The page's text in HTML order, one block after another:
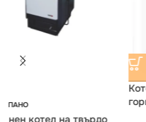
Котел за парно на твърдо
гориво МАТ Classic 25 kW